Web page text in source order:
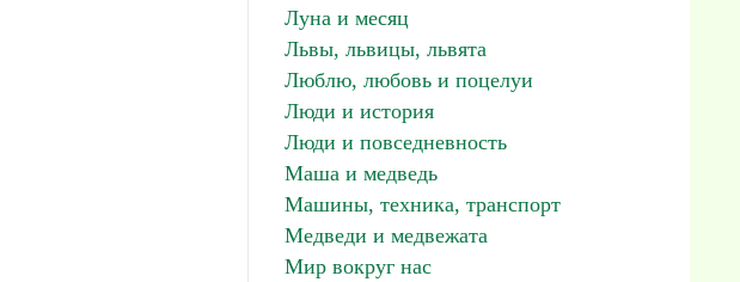
Луна и месяц
Львы, львицы, львята
Люблю, любовь и поцелуи
Люди и история
Люди и повседневность
Маша и медведь
Машины, техника, транспорт
Медведи и медвежата
Мир вокруг нас